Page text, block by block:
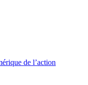
de l’action